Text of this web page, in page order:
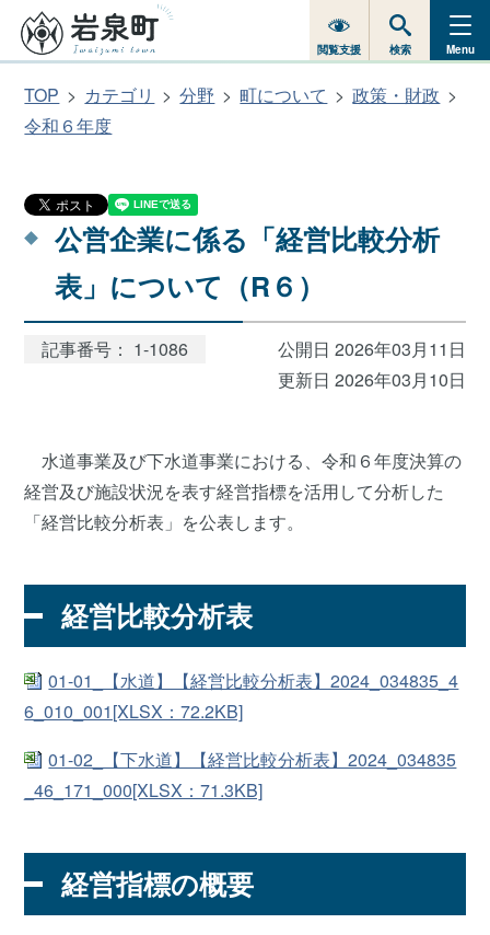
閲覧支援 検索 Menu
TOP カテゴリ 分野 町について
政策・財政
令和６年度
公営企業に係る「経営比較分析
表」について（R６）
記事番号： 1-1086
公開日 2026年03月11日
更新日 2026年03月10日
水道事業及び下水道事業における、令和６年度決算の
経営及び施設状況を表す経営指標を活用して分析した
「経営比較分析表」を公表します。
経営比較分析表
01-01_【水道】【経営比較分析表】2024_034835_4
6_010_001[XLSX：72.2KB]
01-02_【下水道】【経営比較分析表】2024_034835
_46_171_000[XLSX：71.3KB]
経営指標の概要